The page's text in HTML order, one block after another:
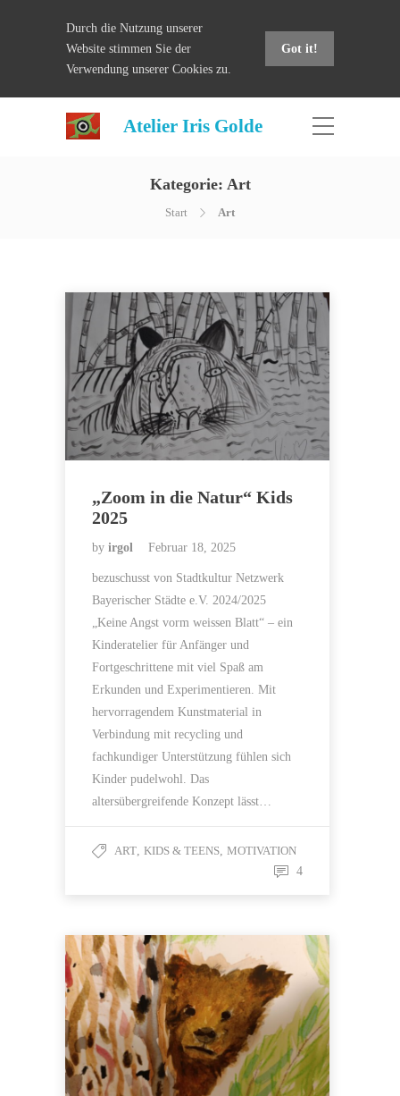
Durch die Nutzung unserer
Website stimmen Sie der
Verwendung unserer Cookies zu.
Got it!
Atelier Iris Golde
Kategorie: Art
Start Art
„Zoom in die Natur“ Kids
2025
by irgol Februar 18, 2025
bezuschusst von Stadtkultur Netzwerk
Bayerischer Städte e.V. 2024/2025
„Keine Angst vorm weissen Blatt“ – ein
Kinderatelier für Anfänger und
Fortgeschrittene mit viel Spaß am
Erkunden und Experimentieren. Mit
hervorragendem Kunstmaterial in
Verbindung mit recycling und
fachkundiger Unterstützung fühlen sich
Kinder pudelwohl. Das
altersübergreifende Konzept lässt…
ART, KIDS & TEENS, MOTIVATION
4